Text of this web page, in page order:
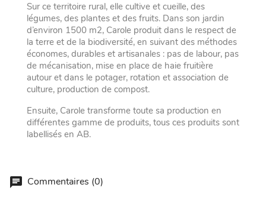
Sur ce territoire rural, elle cultive et cueille, des
légumes, des plantes et des fruits. Dans son jardin
d’environ 1500 m2, Carole produit dans le respect de
la terre et de la biodiversité, en suivant des méthodes
économes, durables et artisanales : pas de labour, pas
de mécanisation, mise en place de haie fruitière
autour et dans le potager, rotation et association de
culture, production de compost.
Ensuite, Carole transforme toute sa production en
différentes gamme de produits, tous ces produits sont
labellisés en AB.
Commentaires (0)